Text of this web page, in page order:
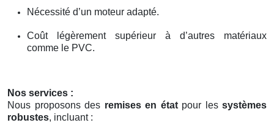
Nécessité d’un moteur adapté.
Coût légèrement supérieur à d’autres matériaux
comme le PVC.
Nos services :
Nous proposons des remises en étatpour les systèmes
robustes, incluant :